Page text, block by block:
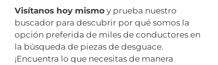
Visítanos hoy mismo y prueba nuestro
buscador para descubrir por qué somos la
opción preferida de miles de conductores en
la búsqueda de piezas de desguace.
¡Encuentra lo que necesitas de manera